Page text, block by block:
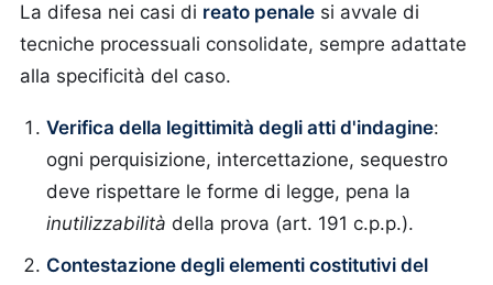
La difesa nei casi di reato penale si avvale di
tecniche processuali consolidate, sempre adattate
alla specificità del caso.
Verifica della legittimità degli atti d'indagine:
ogni perquisizione, intercettazione, sequestro
deve rispettare le forme di legge, pena la
inutilizzabilità della prova (art. 191 c.p.p.).
Contestazione degli elementi costitutivi del